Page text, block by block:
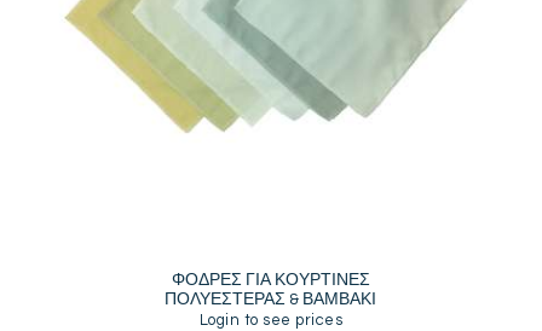
ΦΟΔΡΕΣ ΓΙΑ ΚΟΥΡΤΙΝΕΣ
ΠΟΛΥΕΣΤΕΡΑΣ & ΒΑΜΒΑΚΙ
Login to see prices